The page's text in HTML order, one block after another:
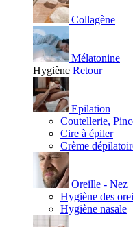
Collagène
Mélatonine
Hygiène Retour
Epilation
Coutellerie,
Cire à épiler
Crème
Oreille - Nez
Hygiène des
Hygiène nasale